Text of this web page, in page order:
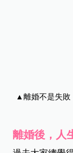
▲離婚不是失敗
離婚後，人